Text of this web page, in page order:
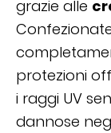
grazie alle
protezioni
i raggi UV
dannose